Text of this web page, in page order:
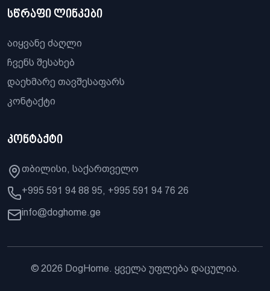
სწრაფი ლინკები
აიყვანე ძაღლი
ჩვენს შესახებ
დაეხმარე თავშესაფარს
კონტაქტი
კონტაქტი
თბილისი, საქართველო
+995 591 94 88 95, +995 591 94 76 26
info@doghome.ge
© 2026 DogHome. ყველა უფლება დაცულია.